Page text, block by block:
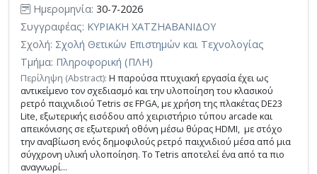
Ημερομηνία: 30-7-2026
Συγγραφέας: ΚΥΡΙΑΚΗ ΧΑΤΖΗΑΒΑΝΙΔΟΥ
Σχολή: Σχολή Θετικών Επιστημών και Τεχνολογίας
Τμήμα: Πληροφορική (ΠΛΗ)
Περίληψη (Abstract): Η παρούσα πτυχιακή εργασία έχει ως
αντικείμενο τον σχεδιασμό και την υλοποίηση του κλασικού
ρετρό παιχνιδιού Tetris σε FPGA, με χρήση της πλακέτας DE23
Lite, εξωτερικής εισόδου από χειριστήριο τύπου arcade και
απεικόνισης σε εξωτερική οθόνη μέσω θύρας HDMI, με στόχο
την αναβίωση ενός δημοφιλούς ρετρό παιχνιδιού μέσα από μια
σύγχρονη υλική υλοποίηση. Το Tetris αποτελεί ένα από τα πιο
αναγνωρί...